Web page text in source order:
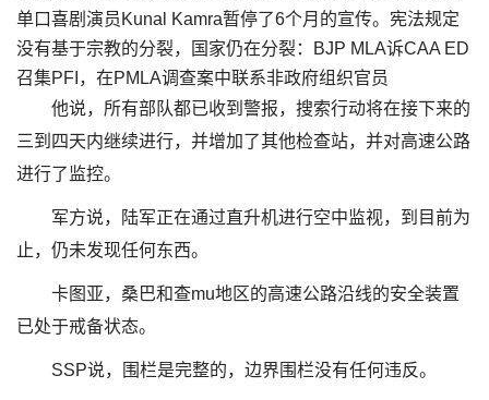
单口喜剧演员Kunal Kamra暂停了6个月的宣传。宪法规定
没有基于宗教的分裂，国家仍在分裂：BJP MLA诉CAA ED
召集PFI，在PMLA调查案中联系非政府组织官员
他说，所有部队都已收到警报，搜索行动将在接下来的
三到四天内继续进行，并增加了其他检查站，并对高速公路
进行了监控。
军方说，陆军正在通过直升机进行空中监视，到目前为
止，仍未发现任何东西。
卡图亚，桑巴和查mu地区的高速公路沿线的安全装置
已处于戒备状态。
SSP说，围栏是完整的，边界围栏没有任何违反。